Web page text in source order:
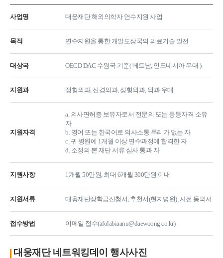
사업명 대웅재단 해외의학자 연수지원 사업
목적 연수지원을 통한 개발도상국의 의료기술 발전
대상국 OECD DAC 수원국 기준( 베트남, 인도네시아 우대 )
지원과 정형외과, 신경외과, 성형외과, 외과 우대
지원자격
a. 의사면허증 보유자로서 전문의 또는 동등자격 소유
자
b. 영어 또는 한국어로 의사소통 무리가 없는 자
c. 귀 병원에 1개월 이상 연수과정에 합격한 자
d. 소정의 본 재단 서류 심사 통과 자
지원사항 1개월 50만원, 최대 6개월 300만원 이내
지원서류 대웅재단장학금신청서, 추천서(현지병원), 사전 동의서
접수방법 이메일 접수(afolabiaanu@daewoong.co.kr)
대웅재단 네트워킹데이 행사사진